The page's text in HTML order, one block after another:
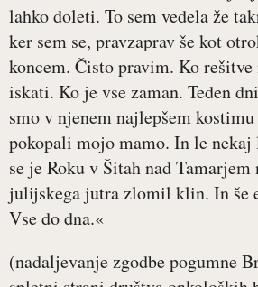
lahko doleti. To sem vedela že
ker sem se, pravzaprav še kot
koncem. Čisto pravim. Ko rešitve
iskati. Ko je vse zaman. Teden
smo v njenem najlepšem
pokopali mojo mamo. In le
se je Roku v Šitah nad Tamarjem
julijskega jutra zlomil klin. In še
Vse do dna.«
(nadaljevanje zgodbe pogumne